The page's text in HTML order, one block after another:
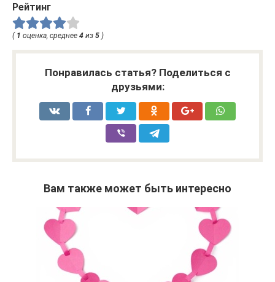
Рейтинг
( 1 оценка, среднее 4 из 5 )
Понравилась статья? Поделиться с
друзьями:
Вам также может быть интересно